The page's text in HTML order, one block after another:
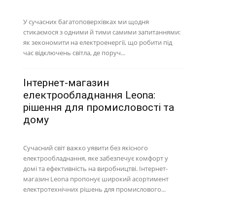
У сучасних багатоповерхівках ми щодня
стикаємося з одними й тими самими запитаннями:
як зекономити на електроенергії, що робити під
час відключень світла, де поруч...
Інтернет-магазин
електрообладнання Leona:
рішення для промисловості та
дому
Сучасний світ важко уявити без якісного
електрообладнання, яке забезпечує комфорт у
домі та ефективність на виробництві. Інтернет-
магазин Leona пропонує широкий асортимент
електротехнічних рішень для промислового...